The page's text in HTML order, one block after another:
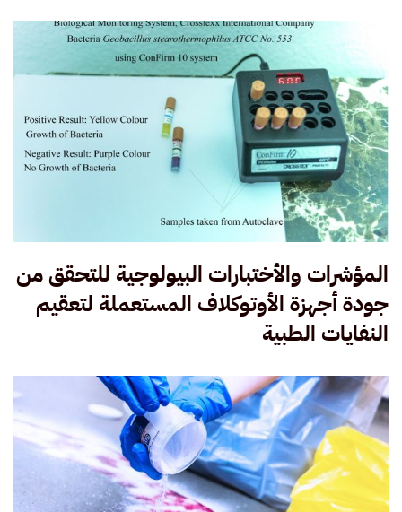
المؤشرات والأختبارات البيولوجية للتحقق من
جودة أجهزة الأوتوكلاف المستعملة لتعقيم
النفايات الطبية